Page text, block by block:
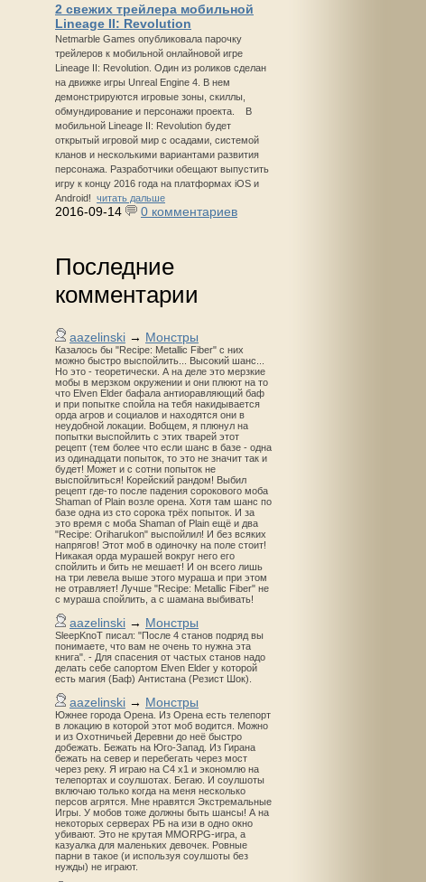
2 свежих трейлера мобильной
Lineage II: Revolution
Netmarble Games опубликовала парочку
трейлеров к мобильной онлайновой игре
Lineage II: Revolution. Один из роликов сделан
на движке игры Unreal Engine 4. В нем
демонстрируются игровые зоны, скиллы,
обмундирование и персонажи проекта. В
мобильной Lineage II: Revolution будет
открытый игровой мир с осадами, системой
кланов и несколькими вариантами развития
персонажа. Разработчики обещают выпустить
игру к концу 2016 года на платформах iOS и
Android! читать дальше
2016-09-14 0 комментариев
Последние
комментарии
aazelinski → Монстры
Казалось бы "Recipe: Metallic Fiber" с них
можно быстро выспойлить... Высокий шанс...
Но это - теоретически. А на деле это мерзкие
мобы в мерзком окружении и они плюют на то
что Elven Elder бафала антиоравляющий баф
и при попытке спойла на тебя накидывается
орда агров и социалов и находятся они в
неудобной локации. Вобщем, я плюнул на
попытки выспойлить с этих тварей этот
рецепт (тем более что если шанс в базе - одна
из одинадцати попыток, то это не значит так и
будет! Может и с сотни попыток не
выспойлиться! Корейский рандом! Выбил
рецепт где-то после падения сорокового моба
Shaman of Plain возле орена. Хотя там шанс по
базе одна из сто сорока трёх попыток. И за
это время с моба Shaman of Plain ещё и два
"Recipe: Oriharukon" выспойлил! И без всяких
напрягов! Этот моб в одиночку на поле стоит!
Никакая орда мурашей вокруг него его
спойлить и бить не мешает! И он всего лишь
на три левела выше этого мураша и при этом
не отравляет! Лучше "Recipe: Metallic Fiber" не
с мураша спойлить, а с шамана выбивать!
aazelinski → Монстры
SleepKnoT писал: "После 4 станов подряд вы
понимаете, что вам не очень то нужна эта
книга". - Для спасения от частых станов надо
делать себе сапортом Elven Elder у которой
есть магия (Баф) Антистана (Резист Шок).
aazelinski → Монстры
Южнее города Орена. Из Орена есть телепорт
в локацию в которой этот моб водится. Можно
и из Охотничьей Деревни до неё быстро
добежать. Бежать на Юго-Запад. Из Гирана
бежать на север и перебегать через мост
через реку. Я играю на С4 х1 и экономлю на
телепортах и соулшотах. Бегаю. И соулшоты
включаю только когда на меня несколько
персов агрятся. Мне нравятся Экстремальные
Игры. У мобов тоже должны быть шансы! А на
некоторых серверах РБ на изи в одно окно
убивают. Это не крутая MMORPG-игра, а
казуалка для маленьких девочек. Ровные
парни в такое (и используя соулшоты без
нужды) не играют.